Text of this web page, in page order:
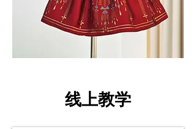
线上教学